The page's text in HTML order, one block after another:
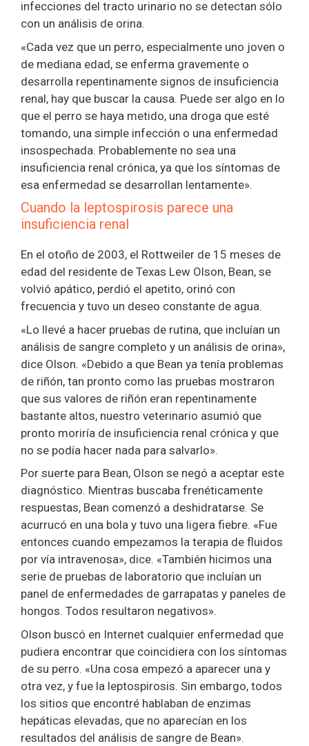
infecciones del tracto urinario no se detectan sólo
con un análisis de orina.
«Cada vez que un perro, especialmente uno joven o
de mediana edad, se enferma gravemente o
desarrolla repentinamente signos de insuficiencia
renal, hay que buscar la causa. Puede ser algo en lo
que el perro se haya metido, una droga que esté
tomando, una simple infección o una enfermedad
insospechada. Probablemente no sea una
insuficiencia renal crónica, ya que los síntomas de
esa enfermedad se desarrollan lentamente».
Cuando la leptospirosis parece una
insuficiencia renal
En el otoño de 2003, el Rottweiler de 15 meses de
edad del residente de Texas Lew Olson, Bean, se
volvió apático, perdió el apetito, orinó con
frecuencia y tuvo un deseo constante de agua.
«Lo llevé a hacer pruebas de rutina, que incluían un
análisis de sangre completo y un análisis de orina»,
dice Olson. «Debido a que Bean ya tenía problemas
de riñón, tan pronto como las pruebas mostraron
que sus valores de riñón eran repentinamente
bastante altos, nuestro veterinario asumió que
pronto moriría de insuficiencia renal crónica y que
no se podía hacer nada para salvarlo».
Por suerte para Bean, Olson se negó a aceptar este
diagnóstico. Mientras buscaba frenéticamente
respuestas, Bean comenzó a deshidratarse. Se
acurrucó en una bola y tuvo una ligera fiebre. «Fue
entonces cuando empezamos la terapia de fluidos
por vía intravenosa», dice. «También hicimos una
serie de pruebas de laboratorio que incluían un
panel de enfermedades de garrapatas y paneles de
hongos. Todos resultaron negativos».
Olson buscó en Internet cualquier enfermedad que
pudiera encontrar que coincidiera con los síntomas
de su perro. «Una cosa empezó a aparecer una y
otra vez, y fue la leptospirosis. Sin embargo, todos
los sitios que encontré hablaban de enzimas
hepáticas elevadas, que no aparecían en los
resultados del análisis de sangre de Bean».